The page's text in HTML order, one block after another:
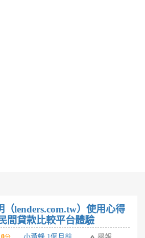
（lenders.com.tw）使用心得
間貸款比較平台體驗